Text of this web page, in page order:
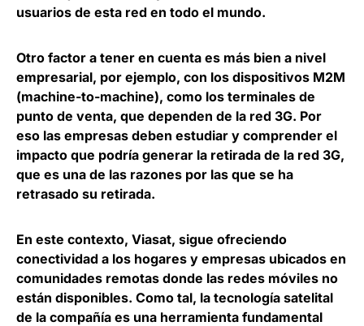
usuarios de esta red en todo el mundo.
Otro factor a tener en cuenta es más bien a nivel
empresarial, por ejemplo, con los dispositivos M2M
(machine-to-machine), como los terminales de
punto de venta, que dependen de la red 3G. Por
eso las empresas deben estudiar y comprender el
impacto que podría generar la retirada de la red 3G,
que es una de las razones por las que se ha
retrasado su retirada.
En este contexto, Viasat, sigue ofreciendo
conectividad a los hogares y empresas ubicados en
comunidades remotas donde las redes móviles no
están disponibles. Como tal, la tecnología satelital
de la compañía es una herramienta fundamental